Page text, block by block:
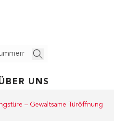
UNS
– Gewaltsame Türöffnung